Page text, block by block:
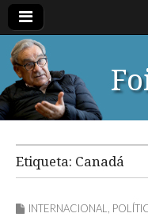
Etiqueta: Canadá
INTERNACIONAL